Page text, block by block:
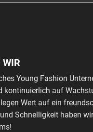
WIR
Young Fashion
kontinuierlich auf
Wert auf ein
Schnelligkeit haben